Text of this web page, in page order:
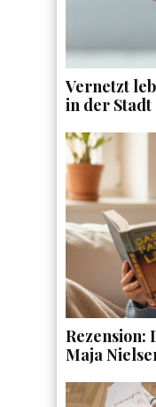
Vernetzt
in der Stadt
Rezension:
Maja